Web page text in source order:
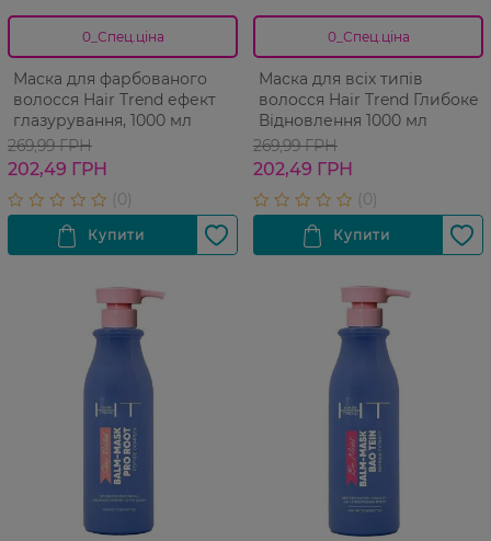
0_Спец.ціна
Маска для фарбованого
волосся Hair Trend ефект
глазурування, 1000 мл
269,99 ГРН
202,49 ГРН
0_Спец.ціна
Маска для всіх типів
волосся Hair Trend Глибоке
Відновлення 1000 мл
269,99 ГРН
202,49 ГРН